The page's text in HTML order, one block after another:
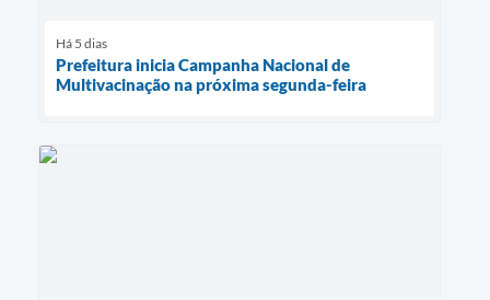
Há 5 dias
Prefeitura inicia Campanha Nacional de
Multivacinação na próxima segunda-feira